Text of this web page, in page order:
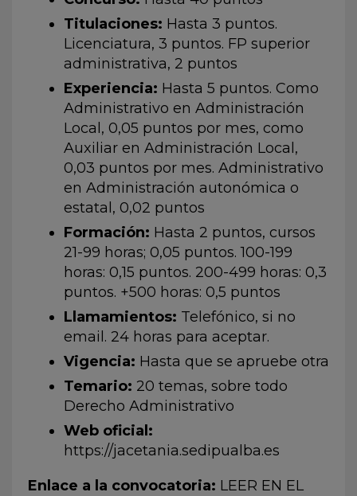
Titulaciones: Hasta 3 puntos.
Licenciatura, 3 puntos. FP superior
administrativa, 2 puntos
Experiencia: Hasta 5 puntos. Como
Administrativo en Administración
Local, 0,05 puntos por mes, como
Auxiliar en Administración Local,
0,03 puntos por mes. Administrativo
en Administración autonómica o
estatal, 0,02 puntos
Formación: Hasta 2 puntos, cursos
21-99 horas; 0,05 puntos. 100-199
horas: 0,15 puntos. 200-499 horas: 0,3
puntos. +500 horas: 0,5 puntos
Llamamientos: Telefónico, si no
email. 24 horas para aceptar.
Vigencia: Hasta que se apruebe otra
Temario: 20 temas, sobre todo
Derecho Administrativo
Web oficial:
https://jacetania.sedipualba.es
Enlace a la convocatoria: LEER EN EL